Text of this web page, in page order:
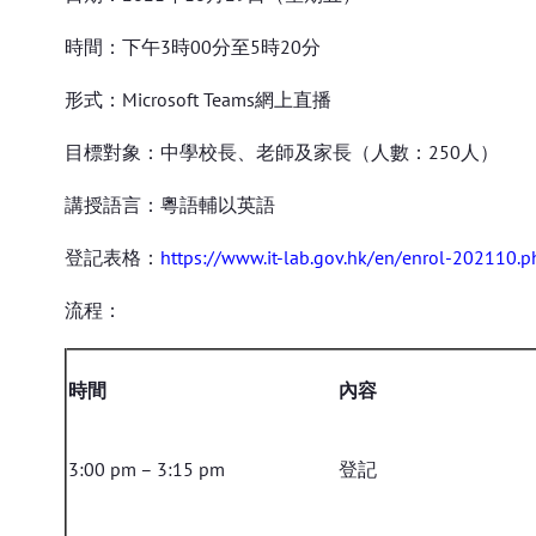
時間：下午3時00分至5時20分
形式：Microsoft Teams網上直播
目標對象：中學校長、老師及家長（人數：250人）
講授語言：粵語輔以英語
登記表格： https://www.it-lab.gov.hk/en/enrol-
流程：
時間 內容
3:00 pm – 3:15 pm 登記